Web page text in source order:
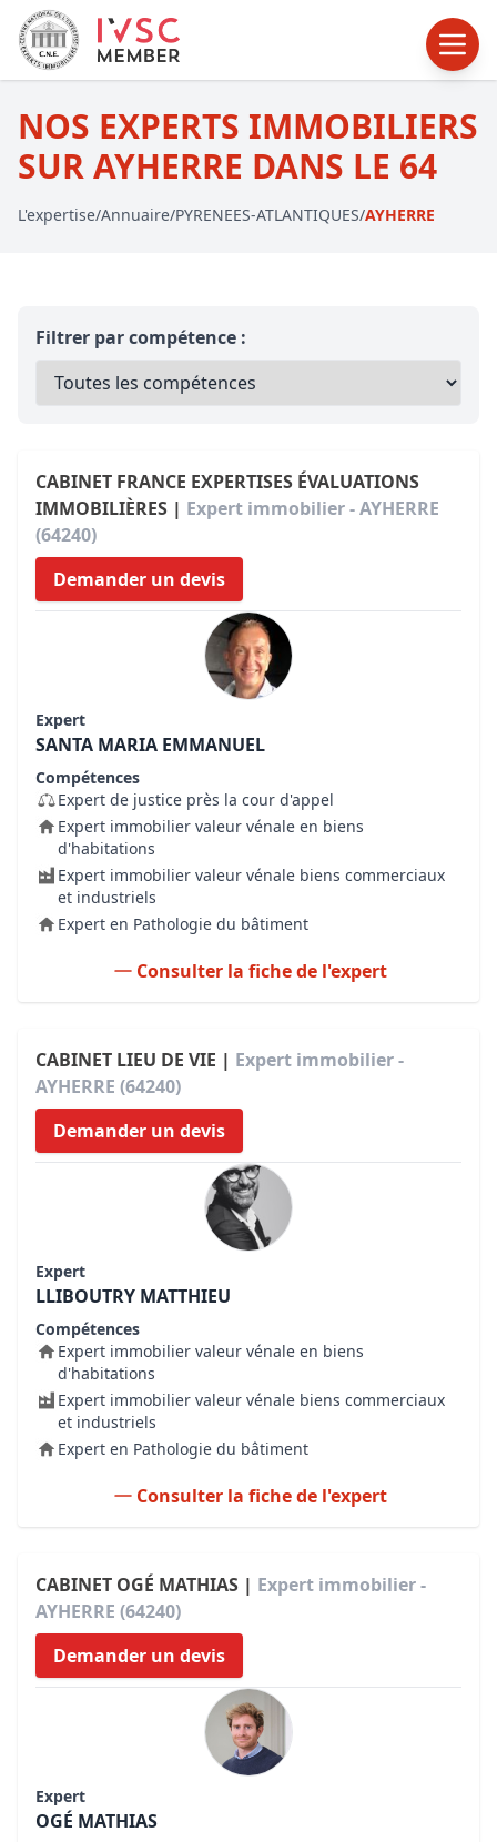
NOS EXPERTS IMMOBILIERS
SUR AYHERRE DANS LE 64
L'expertise/Annuaire/PYRENEES-ATLANTIQUES/AYHERRE
Filtrer par compétence :
CABINET FRANCE EXPERTISES ÉVALUATIONS
IMMOBILIÈRES | Expert immobilier - AYHERRE
(64240)
Demander un devis
Expert
SANTA MARIA EMMANUEL
Compétences
Expert de justice près la cour d'appel
Expert immobilier valeur vénale en biens
d'habitations
Expert immobilier valeur vénale biens commerciaux
et industriels
Expert en Pathologie du bâtiment
Consulter la fiche de l'expert
CABINET LIEU DE VIE | Expert immobilier -
AYHERRE (64240)
Demander un devis
Expert
LLIBOUTRY MATTHIEU
Compétences
Expert immobilier valeur vénale en biens
d'habitations
Expert immobilier valeur vénale biens commerciaux
et industriels
Expert en Pathologie du bâtiment
Consulter la fiche de l'expert
CABINET OGÉ MATHIAS | Expert immobilier -
AYHERRE (64240)
Demander un devis
Expert
OGÉ MATHIAS